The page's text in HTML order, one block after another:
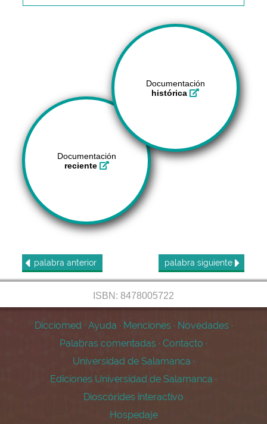
Documentación
histórica
Documentación
reciente
palabra anterior palabra siguiente
ISBN: 8478005722
Dicciomed · Ayuda · Menciones · Novedades ·
Palabras comentadas · Contacto ·
Universidad de Salamanca ·
Ediciones Universidad de Salamanca ·
Dioscórides interactivo
Hospedaje